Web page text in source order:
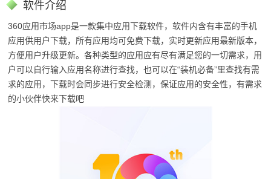
软件介绍
360应用市场app是一款集中应用下载软件，软件内含有丰富的手机
应用供用户下载，所有应用均可免费下载，实时更新应用最新版本，
方便用户升级更新。各种类型的应用应有尽有满足您的一切需求，用
户可以自行输入应用名称进行查找，也可以在“装机必备”里查找有需
求的应用，下载时会同步进行安全检测，保证应用的安全性，有需求
的小伙伴快来下载吧